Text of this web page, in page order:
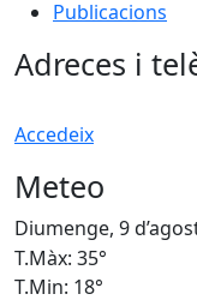
Publicacions
Adreces i
Accedeix
Meteo
Diumenge, 9
T.Màx: 35°
T.Min: 18°